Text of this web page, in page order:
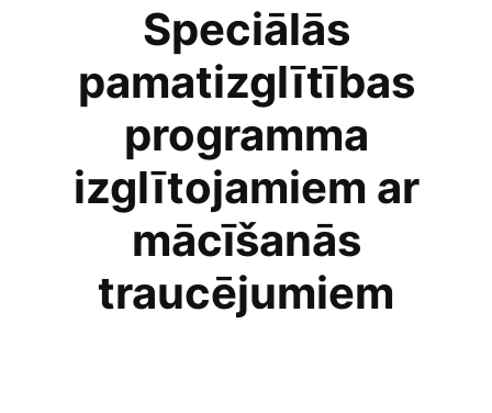
Speciālās
pamatizglītības
programma
izglītojamiem ar
mācīšanās
traucējumiem